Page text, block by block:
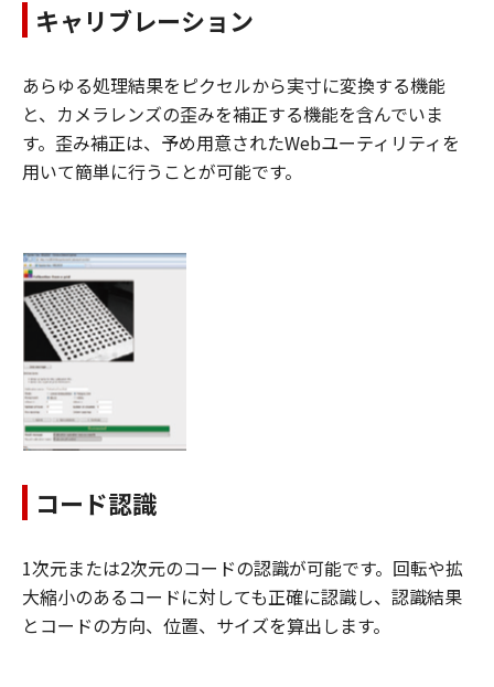
キャリブレーション
あらゆる処理結果をピクセルから実寸に変換する機能
と、カメラレンズの歪みを補正する機能を含んでいま
す。歪み補正は、予め用意されたWebユーティリティを
用いて簡単に行うことが可能です。
コード認識
1次元または2次元のコードの認識が可能です。回転や拡
大縮小のあるコードに対しても正確に認識し、認識結果
とコードの方向、位置、サイズを算出します。